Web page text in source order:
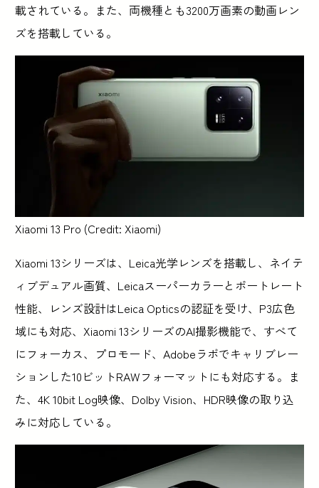
載されている。また、両機種とも3200万画素の動画レン
ズを搭載している。
Xiaomi 13 Pro (Credit: Xiaomi)
Xiaomi 13シリーズは、Leica光学レンズを搭載し、ネイテ
ィブデュアル画質、Leicaスーパーカラーとポートレート
性能、レンズ設計はLeica Opticsの認証を受け、P3広色
域にも対応、Xiaomi 13シリーズのAI撮影機能で、すべて
にフォーカス、プロモード、Adobeラボでキャリブレー
ションした10ビットRAWフォーマットにも対応する。ま
た、4K 10bit Log映像、Dolby Vision、HDR映像の取り込
みに対応している。